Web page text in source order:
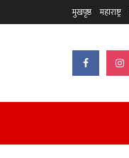
मुखपृष्ठ महाराष्ट्र